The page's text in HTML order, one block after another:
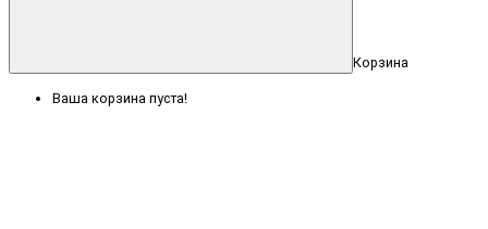
Корзина
Ваша корзина пуста!